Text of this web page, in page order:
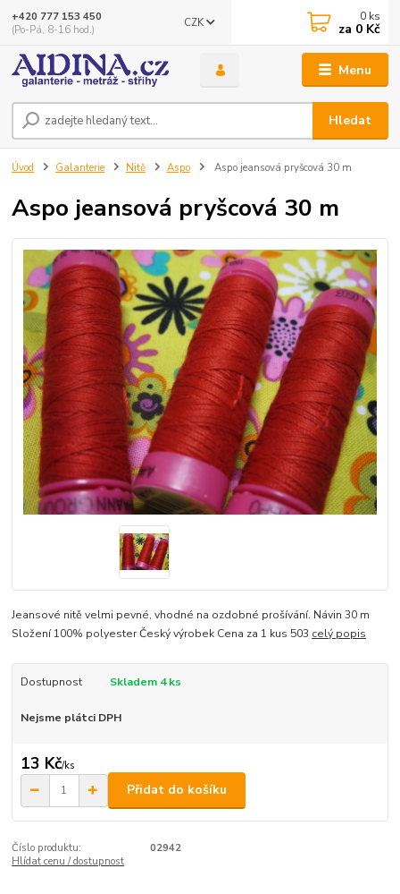
Menu
CZK
Hledat
+420 777 153 450
(Po-Pá, 8-16 hod.)
0 ks
za 0 Kč
Úvod Galanterie Nitě Aspo Aspo jeansová pryšcová 30 m
Aspo jeansová pryšcová 30 m
Jeansové nitě velmi pevné, vhodné na ozdobné prošívání. Návin 30 m
Složení 100% polyester Český výrobek Cena za 1 kus 503 celý popis
Dostupnost Skladem 4 ks
Nejsme plátci DPH
13 Kč/ks
Přidat do košíku
Číslo produktu:
02942
Hlídat cenu / dostupnost